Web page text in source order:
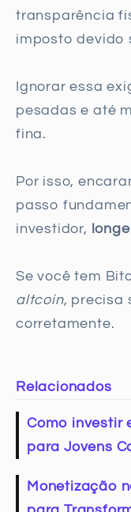
transparência
imposto devido
Ignorar essa
pesadas e até
fina.
Por isso,
passo
investidor,
Se você tem
altcoin, precisa
corretamente.
Relacionados
Como investir
para Jovens
Monetização